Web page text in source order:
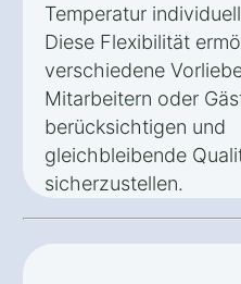
Temperatur
Diese Flexibilität
verschiedene
Mitarbeitern oder
berücksichtigen und
gleichbleibende
sicherzustellen.